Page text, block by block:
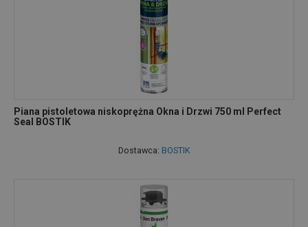
Piana pistoletowa niskoprężna Okna i Drzwi 750 ml Perfect
Seal BOSTIK
Dostawca: BOSTIK